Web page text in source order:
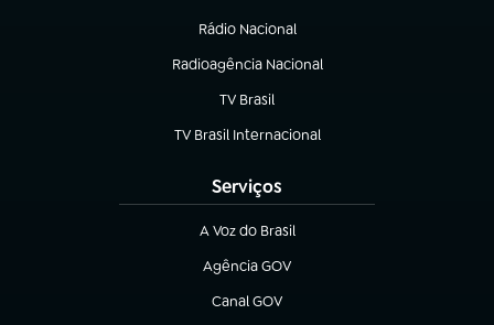
Rádio Nacional
Radioagência Nacional
(abre em nova aba)
TV Brasil
(abre em nova aba)
TV Brasil Internacional
(abre em nova aba)
Serviços
A Voz do Brasil
(abre em nova aba)
Agência GOV
(abre em nova aba)
Canal GOV
(abre em nova aba)